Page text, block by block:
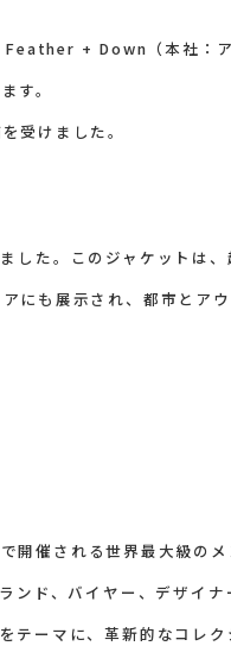
+ Down（本社：
す。
受けました。
た。このジャケットは、
にも展示され、都市とア
開催される世界最大級
ド、バイヤー、デザイ
ーマに、革新的なコレク